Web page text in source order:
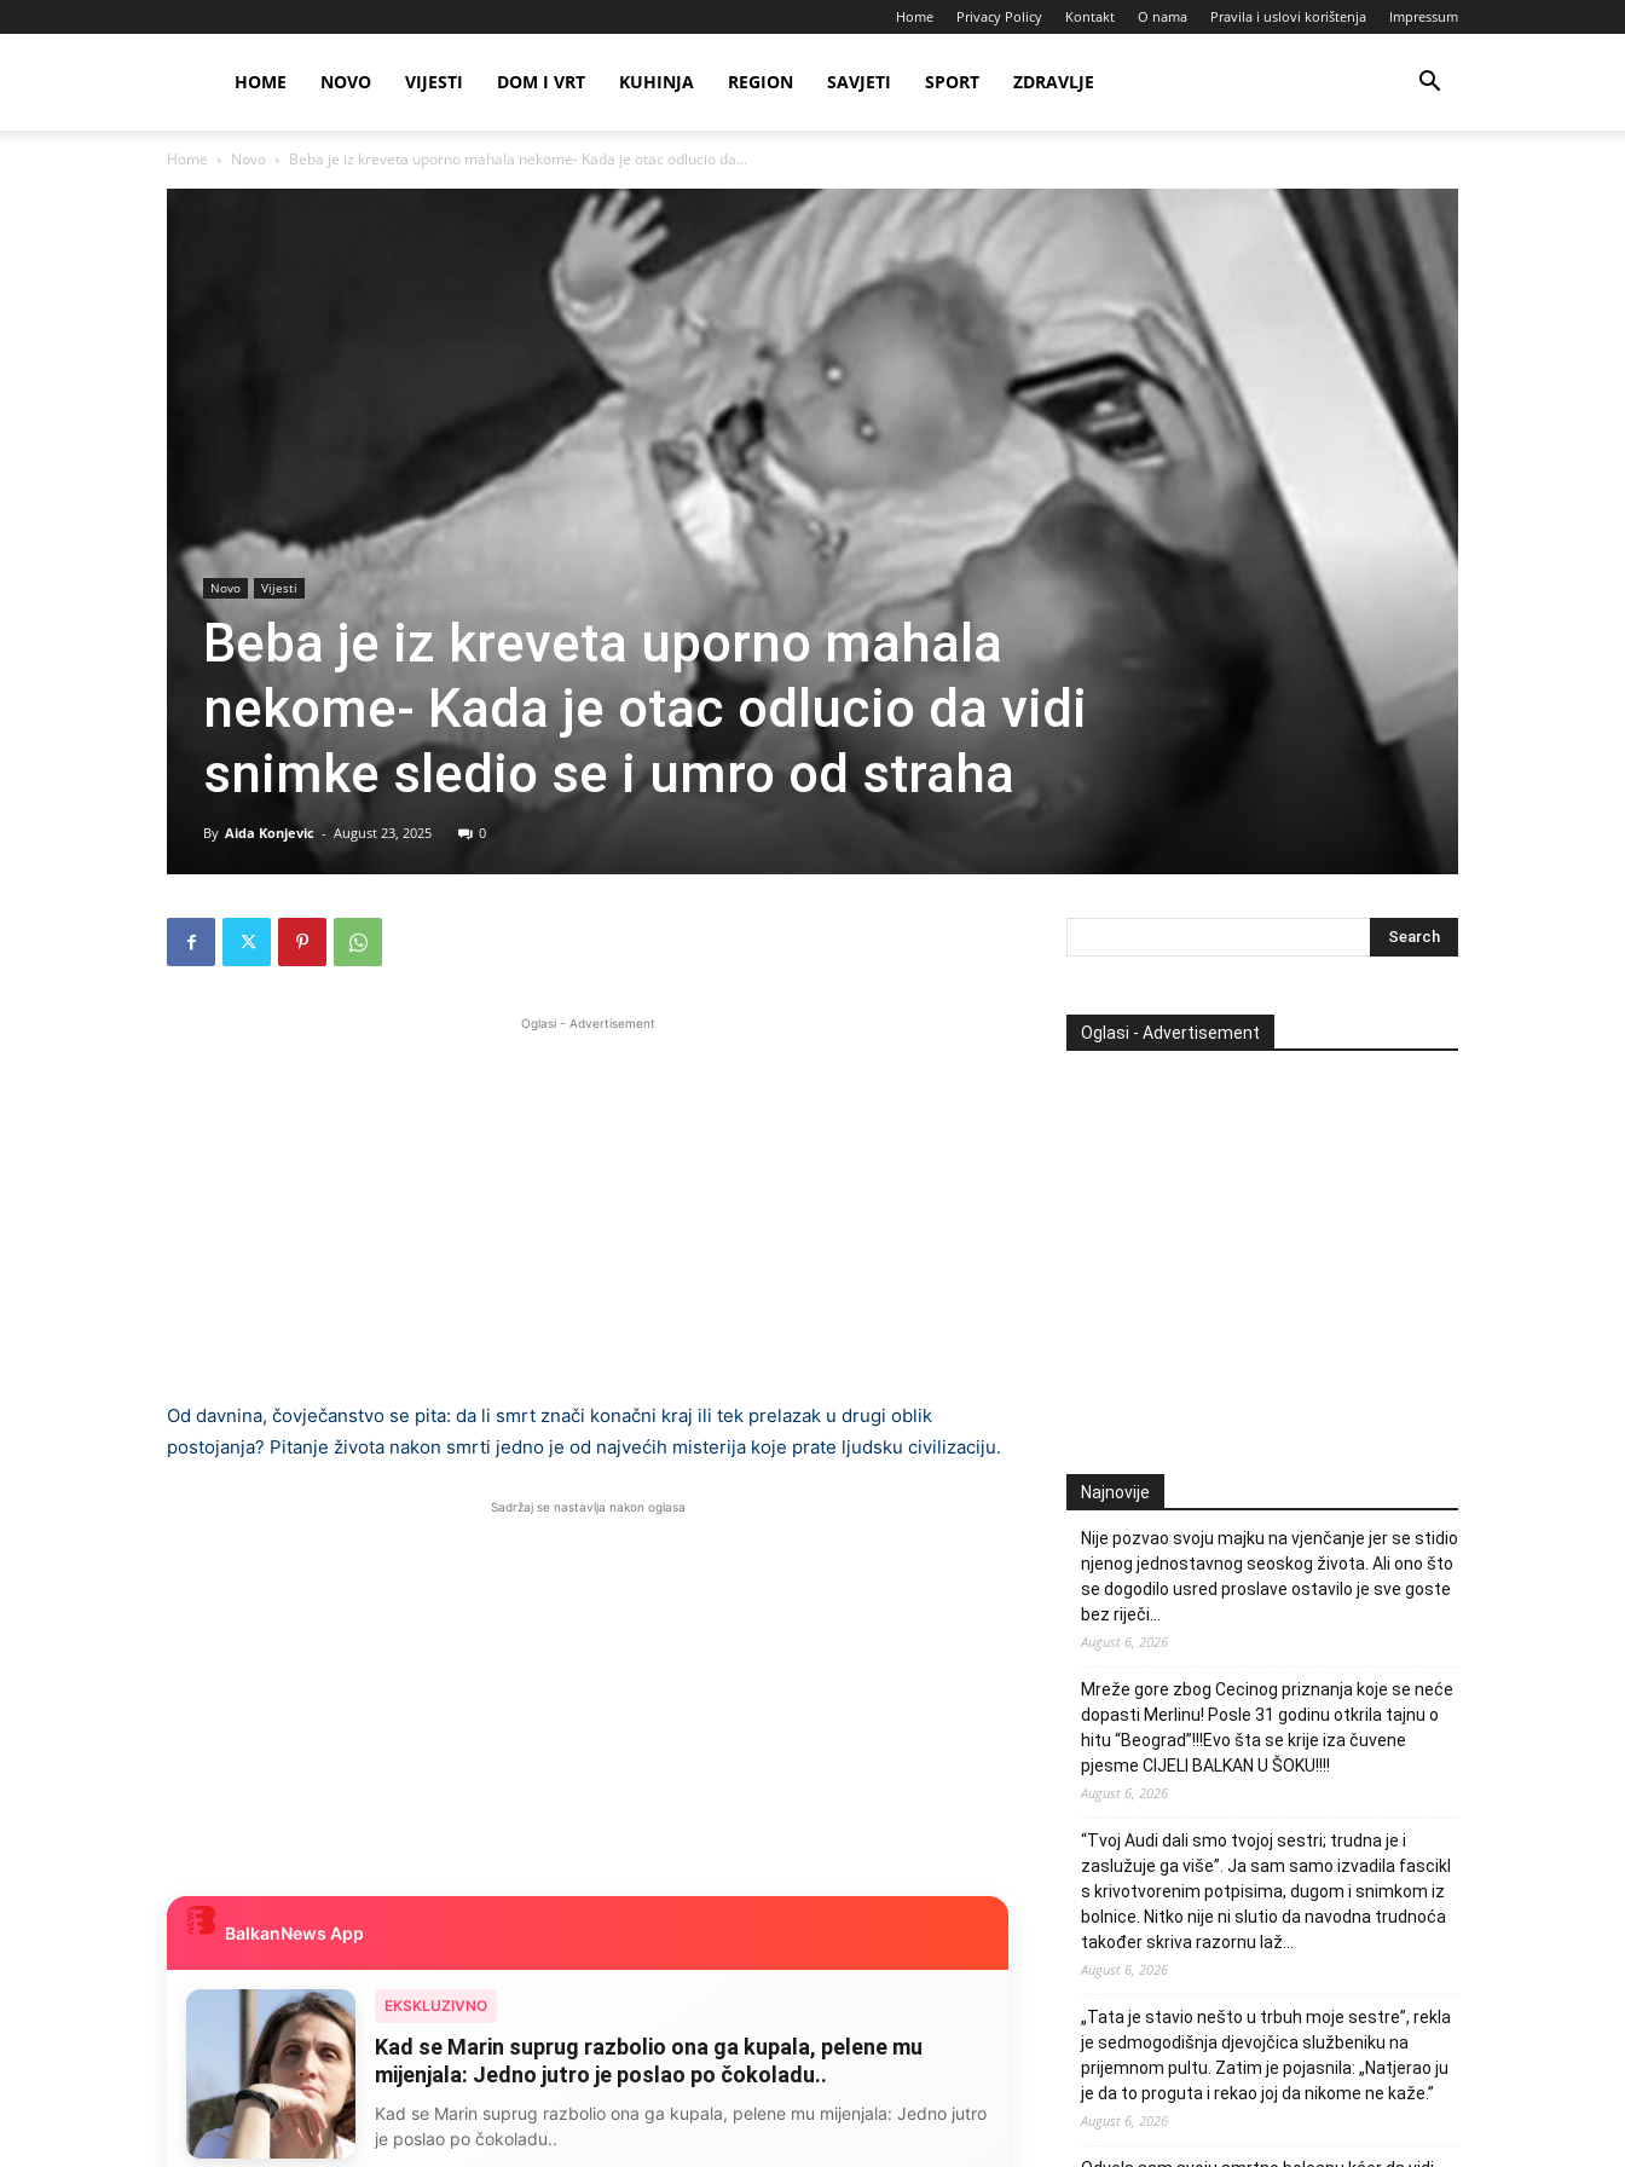
Home Privacy Policy Kontakt O nama Pravila i uslovi korištenja Impressum
HOME NOVO VIJESTI DOM I VRT KUHINJA REGION SAVJETI SPORT ZDRAVLJE
Home Novo Beba je iz kreveta uporno mahala nekome- Kada je otac odlucio da...
Novo Vijesti
Beba je iz kreveta uporno mahala
nekome- Kada je otac odlucio da vidi
snimke sledio se i umro od straha
By Aida Konjevic - August 23, 2025 0
Oglasi - Advertisement
Od davnina, čovječanstvo se pita: da li smrt znači konačni kraj ili tek prelazak u drugi oblik
postojanja? Pitanje života nakon smrti jedno je od najvećih misterija koje prate ljudsku civilizaciju.
Sadržaj se nastavlja nakon oglasa
BalkanNews App
EKSKLUZIVNO
“Isidora je govorila šta ju je razbolelo: “Nisam jela kobasice,
niti pušila cigare, ali ovo je najkancerogenije…”
Isidora je govorila šta ju je razbolelo: “Nisam jela kobasice, niti pušila cigare,
ali ovo je najkancerogenije…”
Oglasi - Advertisement
Najnovije
Nije pozvao svoju majku na vjenčanje jer se stidio
njenog jednostavnog seoskog života. Ali ono što
se dogodilo usred proslave ostavilo je sve goste
bez riječi…
August 6, 2026
Mreže gore zbog Cecinog priznanja koje se neće
dopasti Merlinu! Posle 31 godinu otkrila tajnu o
hitu “Beograd”!!!Evo šta se krije iza čuvene
pjesme CIJELI BALKAN U ŠOKU!!!!
August 6, 2026
“Tvoj Audi dali smo tvojoj sestri; trudna je i
zaslužuje ga više”. Ja sam samo izvadila fascikl
s krivotvorenim potpisima, dugom i snimkom iz
bolnice. Nitko nije ni slutio da navodna trudnoća
također skriva razornu laž…
August 6, 2026
„Tata je stavio nešto u trbuh moje sestre”, rekla
je sedmogodišnja djevojčica službeniku na
prijemnom pultu. Zatim je pojasnila: „Natjerao ju
je da to proguta i rekao joj da nikome ne kaže.”
August 6, 2026